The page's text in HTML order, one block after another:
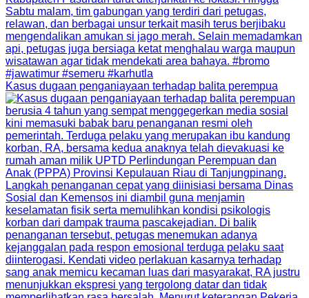
Kasus dugaan penganiayaan terhadap balita perempua